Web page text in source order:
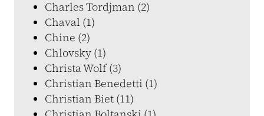
Charles Tordjman (2)
Chaval (1)
Chine (2)
Chlovsky (1)
Christa Wolf (3)
Christian Benedetti (1)
Christian Biet (11)